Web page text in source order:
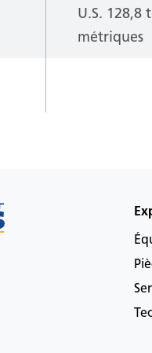
U.S. 128,8
métriques